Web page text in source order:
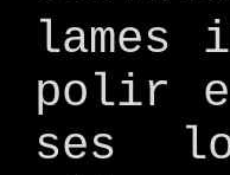
lames
polir
ses